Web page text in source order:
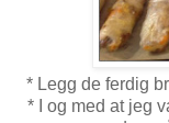
* Legg de ferdig
* I og med at jeg